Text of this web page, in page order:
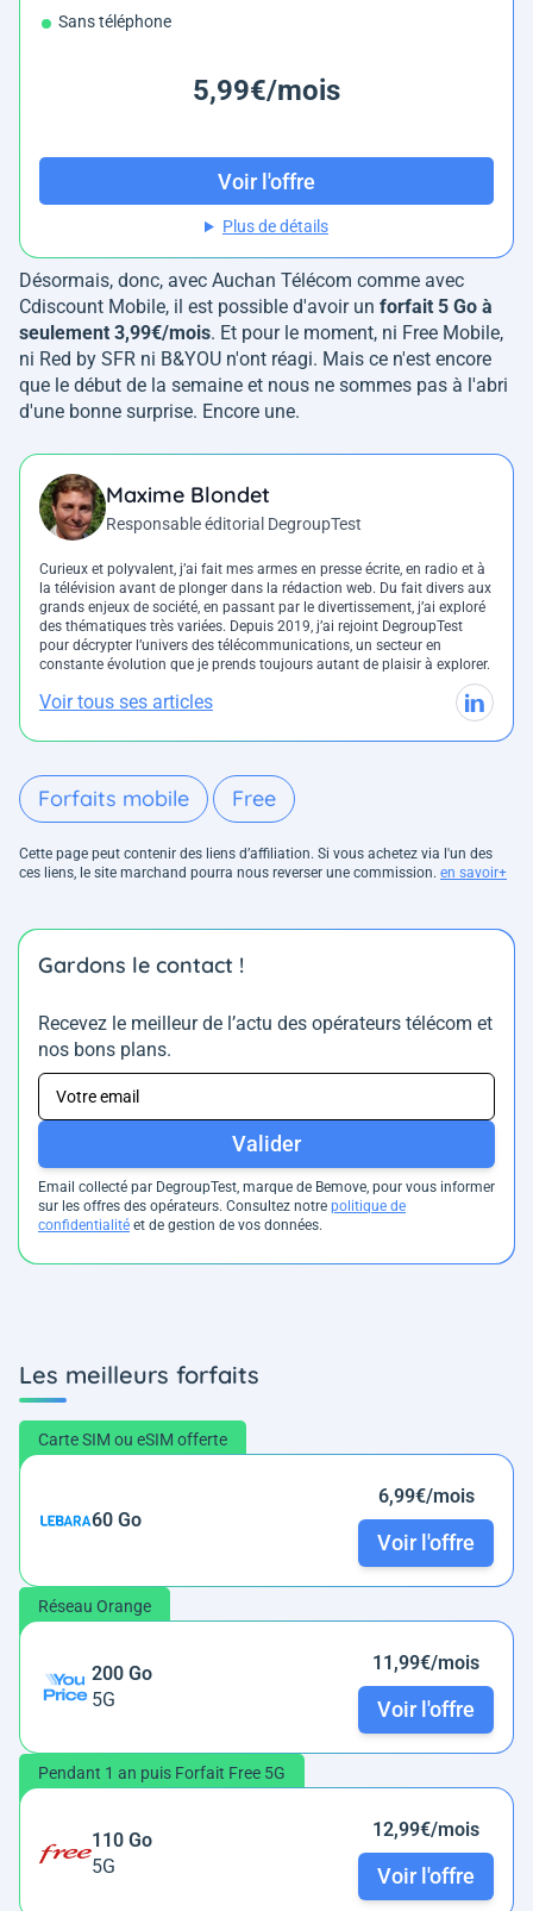
Sans téléphone
5,99€/mois
Voir l'offre
Plus de détails
Désormais, donc, avec Auchan Télécom comme avec
Cdiscount Mobile, il est possible d'avoir un forfait 5 Go à
seulement 3,99€/mois. Et pour le moment, ni Free Mobile,
ni Red by SFR ni B&YOU n'ont réagi. Mais ce n'est encore
que le début de la semaine et nous ne sommes pas à l'abri
d'une bonne surprise. Encore une.
Maxime Blondet
Responsable éditorial DegroupTest
Curieux et polyvalent, j’ai fait mes armes en presse écrite, en radio et à
la télévision avant de plonger dans la rédaction web. Du fait divers aux
grands enjeux de société, en passant par le divertissement, j’ai exploré
des thématiques très variées. Depuis 2019, j’ai rejoint DegroupTest
pour décrypter l’univers des télécommunications, un secteur en
constante évolution que je prends toujours autant de plaisir à explorer.
Voir tous ses articles
Forfaits mobile Free
Cette page peut contenir des liens d’affiliation. Si vous achetez via l'un des
ces liens, le site marchand pourra nous reverser une commission. en savoir+
Gardons le contact !
Recevez le meilleur de l’actu des opérateurs télécom et
nos bons plans.
Valider
Email collecté par DegroupTest, marque de Bemove, pour vous informer
sur les offres des opérateurs. Consultez notre politique de
confidentialité et de gestion de vos données.
Les meilleurs forfaits
Carte SIM ou eSIM offerte
60 Go
6,99€/mois
Voir l'offre
Réseau Orange
200 Go
5G
11,99€/mois
Voir l'offre
Pendant 1 an puis Forfait Free 5G
110 Go
5G
12,99€/mois
Voir l'offre